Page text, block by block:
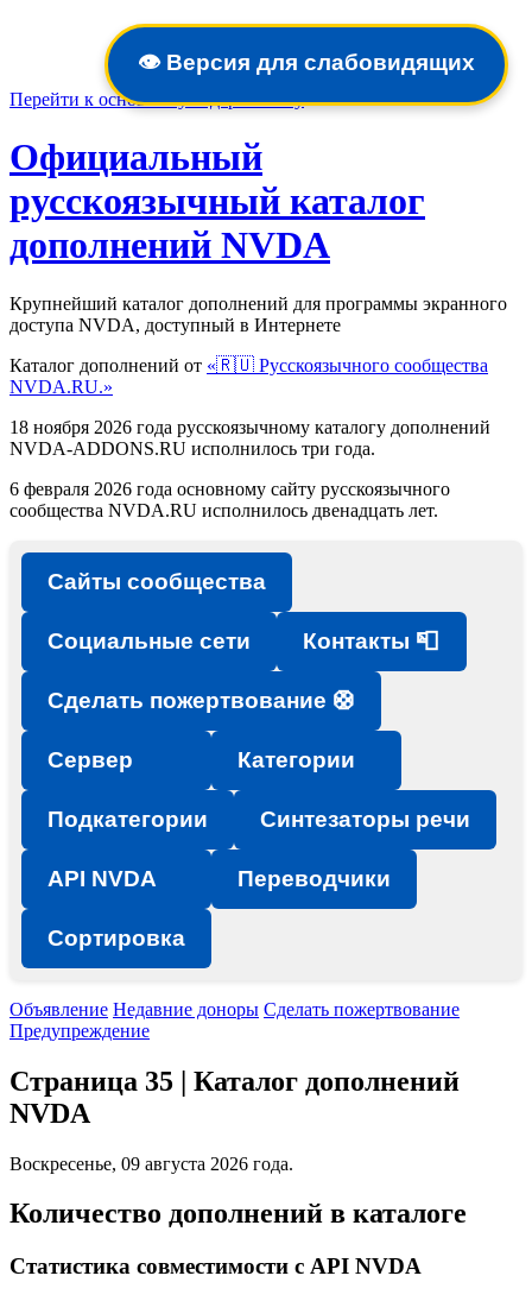
👁️ Версия для слабовидящих
Перейти к основному содержимому
Официальный
русскоязычный каталог
дополнений NVDA
Крупнейший каталог дополнений для программы экранного
доступа NVDA, доступный в Интернете
Каталог дополнений от «🇷🇺 Русскоязычного сообщества
NVDA.RU.»
18 ноября 2026 года русскоязычному каталогу дополнений
NVDA-ADDONS.RU исполнилось три года.
6 февраля 2026 года основному сайту русскоязычного
сообщества NVDA.RU исполнилось двенадцать лет.
Сайты сообщества
Социальные сети Контакты 📮
Сделать пожертвование 🛟
Сервер Категории
Подкатегории Синтезаторы речи
API NVDA Переводчики
Сортировка
Объявление Недавние доноры Сделать пожертвование
Предупреждение
Страница 35 | Каталог дополнений
NVDA
Воскресенье, 09 августа 2026 года.
Количество дополнений в каталоге
Статистика совместимости с API NVDA